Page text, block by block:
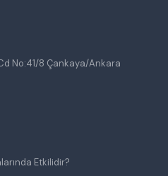
No:41/8 Çankaya/Ankara
Etkilidir?